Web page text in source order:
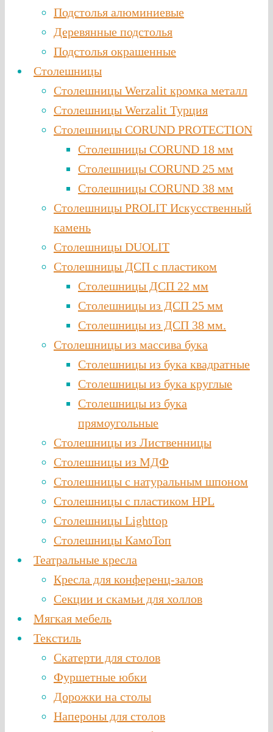
Подстолья алюминиевые
Деревянные подстолья
Подстолья окрашенные
Столешницы
Столешницы Werzalit кромка металл
Столешницы Werzalit Турция
Столешницы CORUND PROTECTION
Столешницы CORUND 18 мм
Столешницы CORUND 25 мм
Столешницы CORUND 38 мм
Столешницы PROLIT Искусственный
камень
Столешницы DUOLIT
Столешницы ДСП с пластиком
Столешницы ДСП 22 мм
Столешницы из ДСП 25 мм
Столешницы из ДСП 38 мм.
Столешницы из массива бука
Столешницы из бука квадратные
Столешницы из бука круглые
Столешницы из бука
прямоугольные
Столешницы из Лиственницы
Столешницы из МДФ
Столешницы с натуральным шпоном
Столешницы c пластиком HPL
Столешницы Lighttop
Столешницы КамоТоп
Театральные кресла
Кресла для конференц-залов
Секции и скамьи для холлов
Мягкая мебель
Текстиль
Скатерти для столов
Фуршетные юбки
Дорожки на столы
Напероны для столов